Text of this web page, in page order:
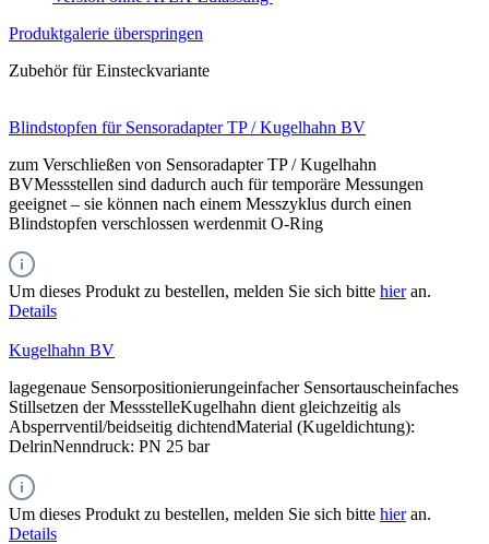
Produktgalerie überspringen
Zubehör für Einsteckvariante
Blindstopfen für Sensoradapter TP / Kugelhahn BV
zum Verschließen von Sensoradapter TP / Kugelhahn
BVMessstellen sind dadurch auch für temporäre Messungen
geeignet – sie können nach einem Messzyklus durch einen
Blindstopfen verschlossen werdenmit O-Ring
Um dieses Produkt zu bestellen, melden Sie sich bitte hieran.
Details
Kugelhahn BV
lagegenaue Sensorpositionierungeinfacher Sensortauscheinfaches
Stillsetzen der MessstelleKugelhahn dient gleichzeitig als
Absperrventil/beidseitig dichtendMaterial (Kugeldichtung):
DelrinNenndruck: PN 25 bar
Um dieses Produkt zu bestellen, melden Sie sich bitte hieran.
Details